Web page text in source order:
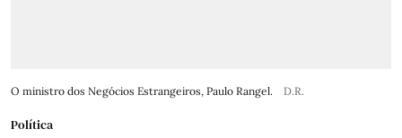
O ministro dos Negócios Estrangeiros, Paulo Rangel. D.R.
Política